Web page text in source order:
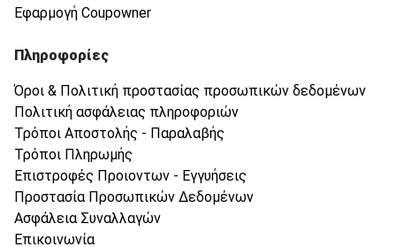
Εφαρμογή Coupowner
Πληροφορίες
Όροι & Πολιτική προστασίας προσωπικών δεδομένων
Πολιτική ασφάλειας πληροφοριών
Τρόποι Αποστολής - Παραλαβής
Τρόποι Πληρωμής
Επιστροφές Προιοντων - Εγγυήσεις
Προστασία Προσωπικών Δεδομένων
Ασφάλεια Συναλλαγών
Επικοινωνία